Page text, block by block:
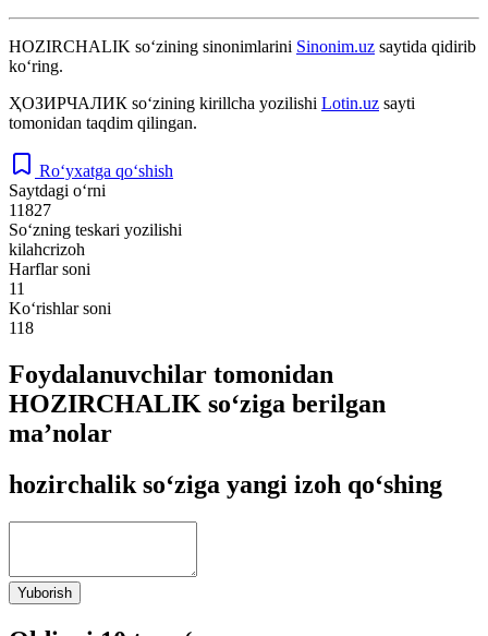
HOZIRCHALIK so‘zining sinonimlarini Sinonim.uz saytida qidirib
ko‘ring.
ҲОЗИРЧАЛИК so‘zining kirillcha yozilishi Lotin.uz sayti
tomonidan taqdim qilingan.
Ro‘yxatga qo‘shish
Saytdagi o‘rni
11827
So‘zning teskari yozilishi
kilahcrizoh
Harflar soni
11
Ko‘rishlar soni
118
Foydalanuvchilar tomonidan
HOZIRCHALIK so‘ziga berilgan
ma’nolar
hozirchalik so‘ziga yangi izoh qo‘shing
Yuborish